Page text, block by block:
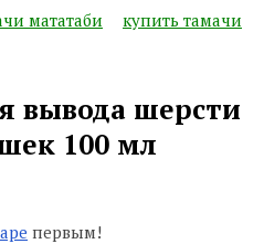
мататаби
купить тамачи
вывода шерсти
100 мл
первым!